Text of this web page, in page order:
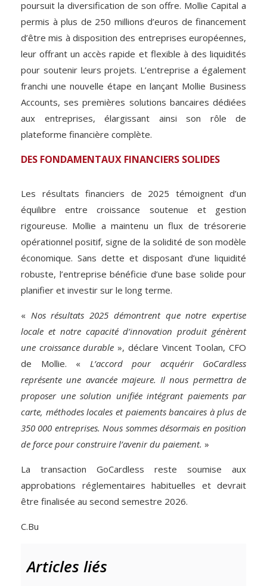
poursuit la diversification de son offre. Mollie Capital a
permis à plus de 250 millions d’euros de financement
d’être mis à disposition des entreprises européennes,
leur offrant un accès rapide et flexible à des liquidités
pour soutenir leurs projets. L’entreprise a également
franchi une nouvelle étape en lançant Mollie Business
Accounts, ses premières solutions bancaires dédiées
aux entreprises, élargissant ainsi son rôle de
plateforme financière complète.
DES FONDAMENTAUX FINANCIERS SOLIDES
Les résultats financiers de 2025 témoignent d’un
équilibre entre croissance soutenue et gestion
rigoureuse. Mollie a maintenu un flux de trésorerie
opérationnel positif, signe de la solidité de son modèle
économique. Sans dette et disposant d’une liquidité
robuste, l’entreprise bénéficie d’une base solide pour
planifier et investir sur le long terme.
« Nos résultats 2025 démontrent que notre expertise
locale et notre capacité d’innovation produit génèrent
une croissance durable», déclare Vincent Toolan, CFO
de Mollie. « L’accord pour acquérir GoCardless
représente une avancée majeure. Il nous permettra de
proposer une solution unifiée intégrant paiements par
carte, méthodes locales et paiements bancaires à plus de
350 000 entreprises. Nous sommes désormais en position
de force pour construire l’avenir du paiement. »
La transaction GoCardless reste soumise aux
approbations réglementaires habituelles et devrait
être finalisée au second semestre 2026.
C.Bu
Articles liés